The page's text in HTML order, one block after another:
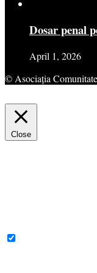
Dosar penal
April 1, 2026
© Asociația
Close